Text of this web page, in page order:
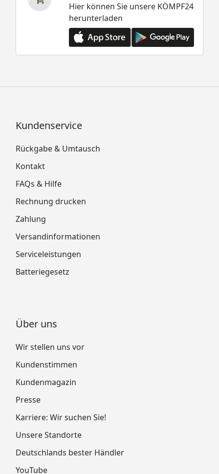
Hier können Sie unsere KÖMPF24
herunterladen
Kundenservice
Rückgabe & Umtausch
Kontakt
FAQs & Hilfe
Rechnung drucken
Zahlung
Versandinformationen
Serviceleistungen
Batteriegesetz
Über uns
Wir stellen uns vor
Kundenstimmen
Kundenmagazin
Presse
Karriere: Wir suchen Sie!
Unsere Standorte
Deutschlands bester Händler
YouTube